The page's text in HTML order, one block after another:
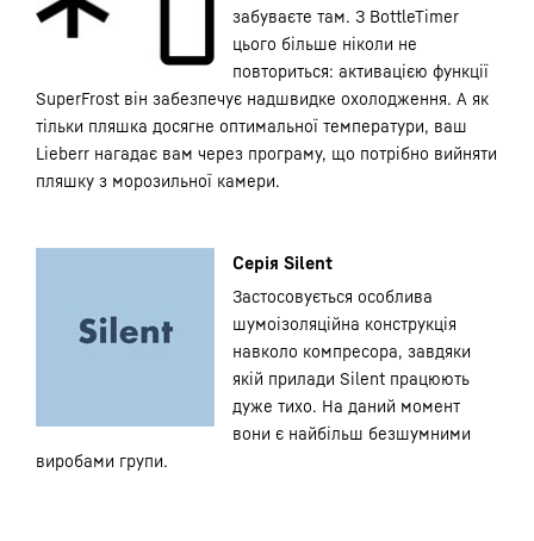
забуваєте там. З BottleTimer
цього більше ніколи не
повториться: активацією функції
SuperFrost він забезпечує надшвидке охолодження. А як
тільки пляшка досягне оптимальної температури, ваш
Lieberr нагадає вам через програму, що потрібно вийняти
пляшку з морозильної камери.
Серія Silent
Застосовується особлива
шумоізоляційна конструкція
навколо компресора, завдяки
якій прилади Silent працюють
дуже тихо. На даний момент
вони є найбільш безшумними
виробами групи.